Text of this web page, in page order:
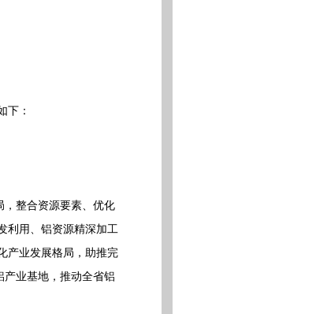
下：
整合资源要素、优化
利用、铝资源精深加工
产业发展格局，助推完
产业基地，推动全省铝